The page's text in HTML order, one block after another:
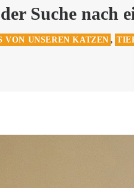
Suche nach
VON UNSEREN KATZEN ,